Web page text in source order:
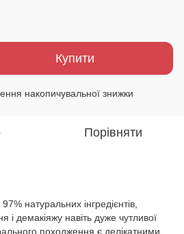
Купити
накопичувальної знижки
Порівняти
натуральних інгредієнтів,
демакіяжу навіть дуже чутливої
походження є делікатними